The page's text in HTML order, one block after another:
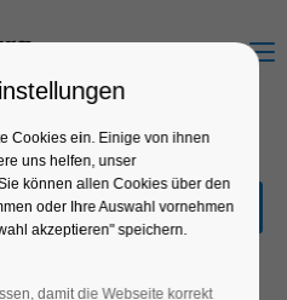
Menu
Jugend
Cookies ein. Einige von ihnen
uns helfen, unser
können allen Cookies über den
oder Ihre Auswahl vornehmen
akzeptieren" speichern.
damit die Webseite korrekt